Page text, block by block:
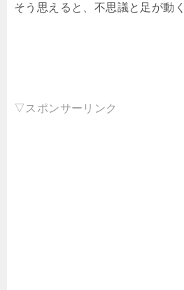
そう思えると、不思議と足が動
▽スポンサーリンク